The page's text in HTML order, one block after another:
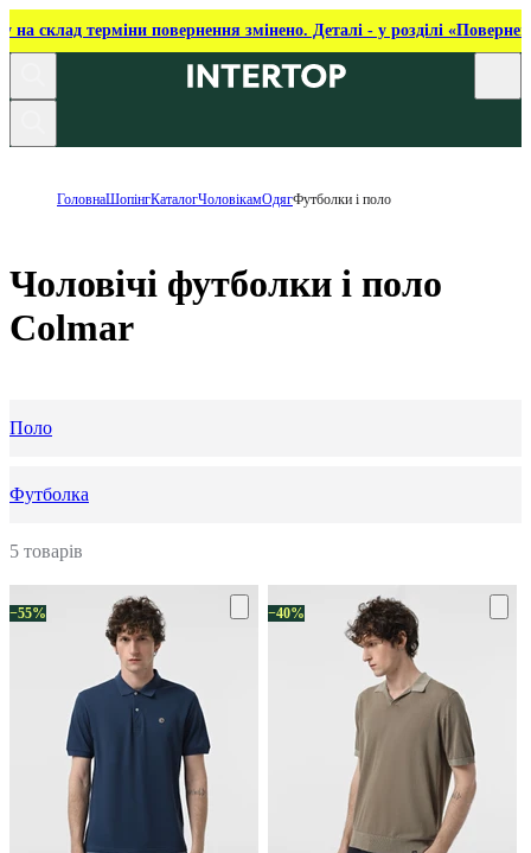
на склад терміни повернення змінено. Деталі - у розділі
ГоловнаШопінгКаталогЧоловікамОдягФутболки і поло
Чоловічі футболки і поло
Colmar
Поло
Футболка
5 товарів
−55% −40%